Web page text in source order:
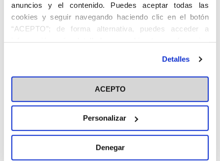
anuncios y el contenido. Puedes aceptar todas las
cookies y seguir navegando haciendo clic en el botón
“ACEPTO”; de forma alternativa, puedes acceder a
información más detallada y cambiar tus preferencias
en el botón "Personalizar". Para más información puedes
visitar nuestra Política de Cookies
Detalles
ACEPTO
Personalizar
Denegar
La Universidad CEU Abat Oliba ya
cuenta con una sección ACdP en su
biblioteca
Esta colección reúne una cuidada selección de obras